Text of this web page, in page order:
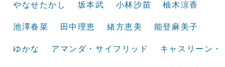
やなせたかし 坂本武 小林沙苗 柚木涼香
池澤春菜 田中理恵 緒方恵美 能登麻美子
ゆかな アマンダ・サイフリッド キャスリーン・